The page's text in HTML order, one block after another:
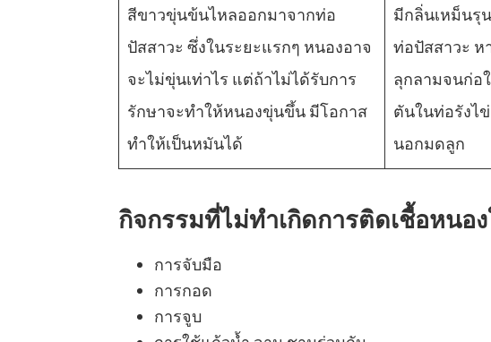
สีขาวขุ่นข้นไหลออกมาจากท่อ
ปัสสาวะ ซึ่งในระยะแรกๆ หนองอาจ
จะไม่ขุ่นเท่าไร แต่ถ้าไม่ได้รับการ
รักษาจะทำให้หนองขุ่นขึ้น มีโอกาส
ทำให้เป็นหมันได้
มีกลิ่นเหม็นรุ
ท่อปัสสาวะ ห
ลุกลามจนก่อ
ตันในท่อรังไ
นอกมดลูก
กิจกรรมที่ไม่ทำเกิดการติดเชื้อหนอ
การจับมือ
การกอด
การจูบ